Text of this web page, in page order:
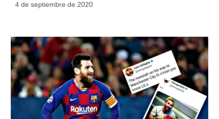
4 de septiembre de 2020